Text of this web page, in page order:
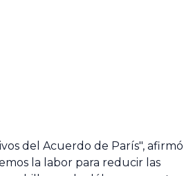
del Acuerdo de París", afirmó
la labor para reducir las